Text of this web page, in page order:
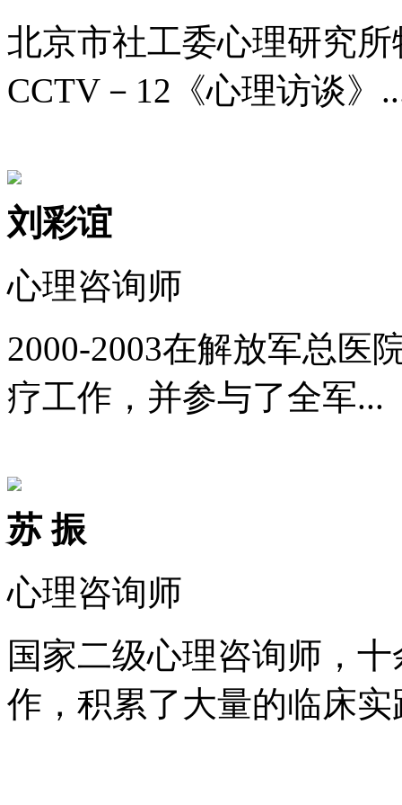
北京市社工委心理研究
CCTV－12《心理访谈》
刘彩谊
心理咨询师
2000-2003在解放军总医
疗工作，并参与了全军...
苏 振
心理咨询师
国家二级心理咨询师，
作，积累了大量的临床实